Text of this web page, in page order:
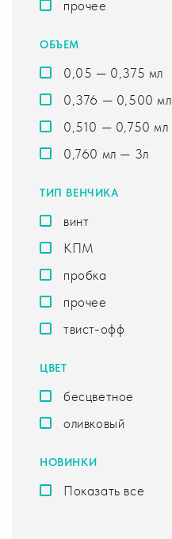
прочее
ОБЪЕМ
0,05 — 0,375 мл
0,376 — 0,500 мл
0,510 — 0,750 мл
0,760 мл — 3л
ТИП ВЕНЧИКА
винт
КПМ
пробка
прочее
твист-офф
ЦВЕТ
бесцветное
оливковый
НОВИНКИ
Показать все